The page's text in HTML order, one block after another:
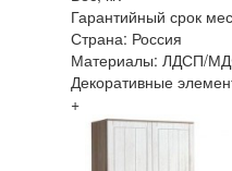
Гарантийный срок
Страна: Россия
Материалы: ЛДСП/
Декоративные
+